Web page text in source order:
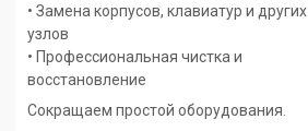
• Замена корпусов, клавиатур и других
узлов
• Профессиональная чистка и
восстановление
Сокращаем простой оборудования.